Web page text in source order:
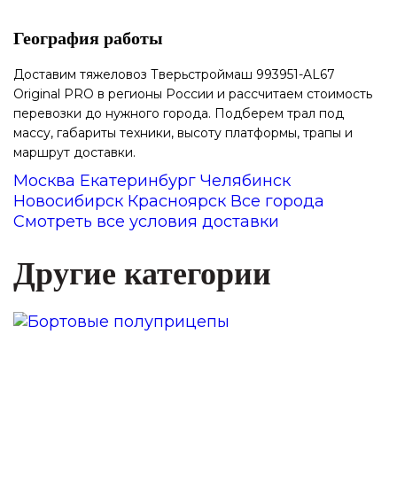
География работы
Доставим тяжеловоз Тверьстроймаш 993951-AL67
Original PRO в регионы России и рассчитаем стоимость
перевозки до нужного города. Подберем трал под
массу, габариты техники, высоту платформы, трапы и
маршрут доставки.
Москва Екатеринбург Челябинск
Новосибирск Красноярск Все города
Смотреть все условия доставки
Другие категории